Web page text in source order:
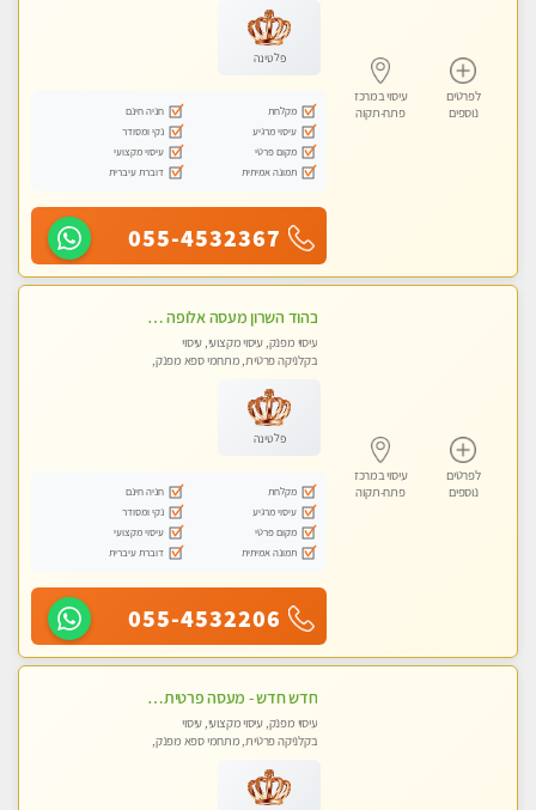
לפרטים
נוספים
עיסוי במרכז
פתח-תקוה
פלטינה
מקלחת
חניה חינם
עיסוי מרגיע
נקי ומסודר
מקום פרטי
עיסוי מקצועי
תמונה אמיתית
דוברת עיברית
055-4532367
לפרטים
נוספים
עיסוי במרכז
פתח-תקוה
בהוד השרון מעסה אלופה כל סוגי העיסויים מעסה מקצועית ואיכותית פרטי!!!
עיסוי מפנק, עיסוי מקצועי, עיסוי
בקלניקה פרטית, מתחמי ספא מפנק,
פלטינה
מקלחת
חניה חינם
עיסוי מרגיע
נקי ומסודר
מקום פרטי
עיסוי מקצועי
תמונה אמיתית
דוברת עיברית
055-4532206
חדש חדש - מעסה פרטית עיסוי מפנק לחידוש אנרגיות עיסוי חלומי מומלץ מאוד !בהוד השרון
עיסוי מפנק, עיסוי מקצועי, עיסוי
בקלניקה פרטית, מתחמי ספא מפנק,